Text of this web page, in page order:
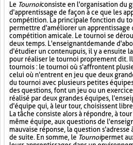
Le Tournoiconsiste en l'organisation du
d'apprentissage de façon à ce que les
compétition. La principale fonction du
permettre d'améliorer un apprentissage
compétition amicale. Le tournoi se
deux temps. L'enseignant demande
d'étudier un contenu puis, il y a ensuite
pour réaliser le tournoi proprement dit.
tournois : le tournoi où s'affrontent
celui où n'entrent en jeu que deux
du tournoi avec plusieurs petites
des questions, font un jeu ou un
réalisé par deux grandes équipes,
d'équipe qui, à leur tour, choisissent
La tâche consiste alors à répondre, à
même équipe, aux questions de
mauvaise réponse, la question s'adresse
de suite. En somme, le Tournoipermet